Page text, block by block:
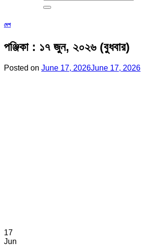
দেশ
পঞ্জিকা : ১৭ জুন, ২০২৬ (বুধবার)
Posted on June 17, 2026June 17, 2026
17
Jun